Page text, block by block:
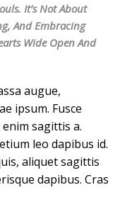
It’s Not About
And Embracing
Wide Open And
augue,
ipsum. Fusce
sagittis a.
leo dapibus id.
aliquet sagittis
dapibus. Cras